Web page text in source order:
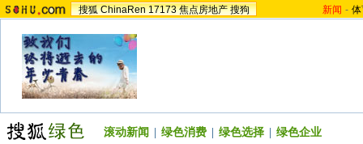
搜狐 ChinaRen 17173 焦点房地产 搜狗 新闻 -
滚动新闻 绿色消费 绿色选择 绿色企业